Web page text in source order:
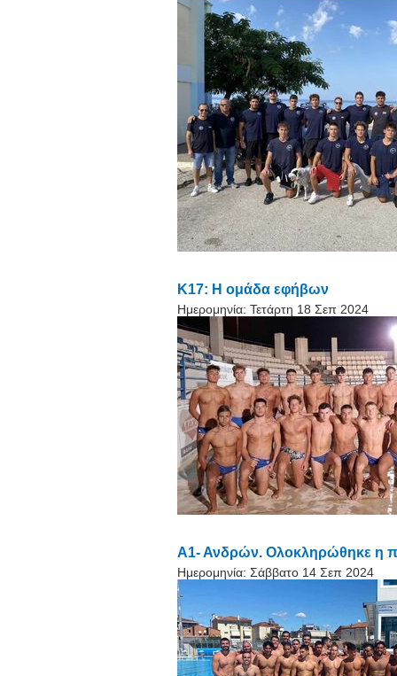
Κ17: Η ομάδα εφήβων
Ημερομηνία: Τετάρτη 18 Σεπ 2024
Α1- Ανδρών. Ολοκληρώθηκε η
Ημερομηνία: Σάββατο 14 Σεπ 2024